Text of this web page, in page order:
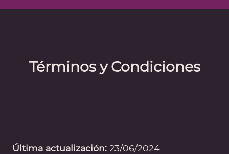
Términos y Condiciones
Última actualización: 23/06/2024